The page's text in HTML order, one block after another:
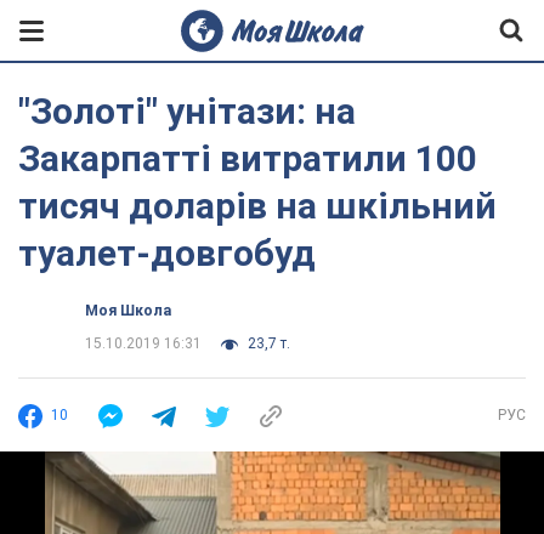
"Золоті" унітази: на
Закарпатті витратили 100
тисяч доларів на шкільний
туалет-довгобуд
Моя Школа
15.10.2019 16:31
23,7 т.
10 РУС